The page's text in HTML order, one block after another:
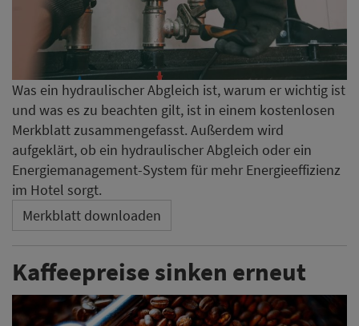
Was ein hydraulischer Abgleich ist, warum er wichtig ist
und was es zu beachten gilt, ist in einem kostenlosen
Merkblatt zusammengefasst. Außerdem wird
aufgeklärt, ob ein hydraulischer Abgleich oder ein
Energiemanagement-System für mehr Energieeffizienz
im Hotel sorgt.
Merkblatt downloaden
Kaffeepreise sinken erneut